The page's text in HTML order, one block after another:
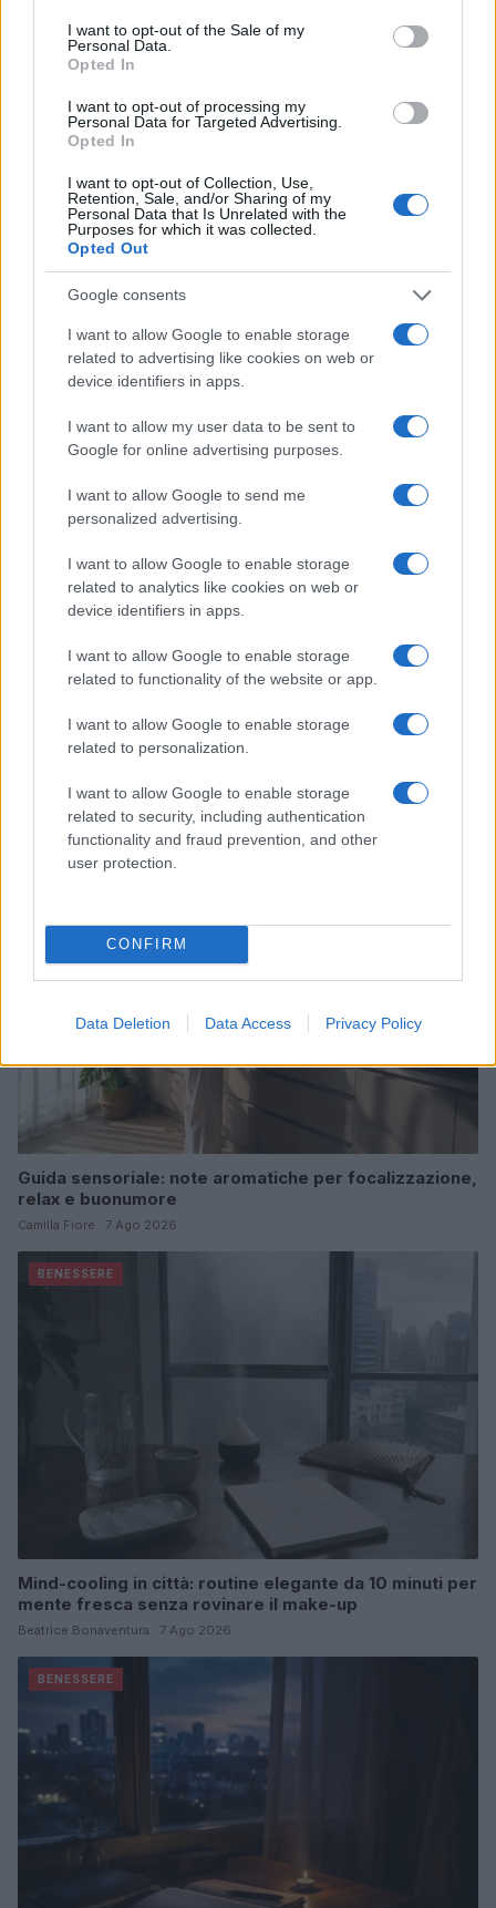
consent section.
I want to opt-out of the Sale of my
Personal Data.
Opted In
I want to opt-out of processing my
Personal Data for Targeted Advertising.
Opted In
I want to opt-out of Collection, Use,
Retention, Sale, and/or Sharing of my
Personal Data that Is Unrelated with the
Purposes for which it was collected.
Opted Out
Google consents
I want to allow Google to enable storage
related to advertising like cookies on web or
device identifiers in apps.
I want to allow my user data to be sent to
Google for online advertising purposes.
I want to allow Google to send me
personalized advertising.
I want to allow Google to enable storage
related to analytics like cookies on web or
device identifiers in apps.
I want to allow Google to enable storage
related to functionality of the website or app.
I want to allow Google to enable storage
related to personalization.
I want to allow Google to enable storage
related to security, including authentication
functionality and fraud prevention, and other
user protection.
CONFIRM
Data Deletion Data Access Privacy Policy
AUTORE
Matteo Pellegrino
Matteo Pellegrino ha organizzato una sfilata
pop-up nei vicoli del Quartieri Spagnoli per
promuovere giovani designer; è editorialista
tendenze locali. Nato a Napoli, conserva
bozze di pattern e appunti presi nelle sartorie
di via Toledo.
Continua a leggere
BENESSERE
Guida sensoriale: note aromatiche per focalizzazione,
relax e buonumore
Camilla Fiore · 7 Ago 2026
BENESSERE
Mind-cooling in città: routine elegante da 10 minuti per
mente fresca senza rovinare il make-up
Beatrice Bonaventura · 7 Ago 2026
BENESSERE